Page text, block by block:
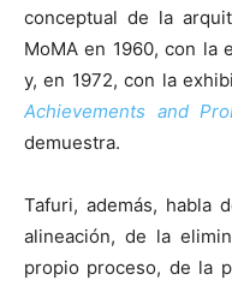
conceptual de la
MoMA en 1960, con la
y, en 1972, con la
Achievements and
demuestra.
Tafuri, además, habla
alineación, de la
propio proceso, de la